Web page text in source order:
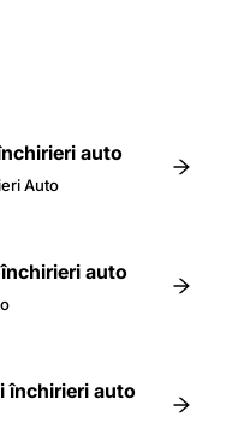
auto
Auto
auto
închirieri auto